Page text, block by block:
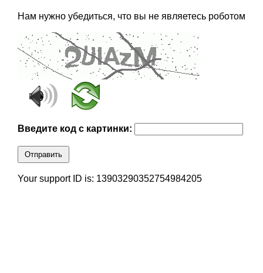
Нам нужно убедиться, что вы не являетесь роботом
Введите код с картинки:
Отправить
Your support ID is: 13903290352754984205